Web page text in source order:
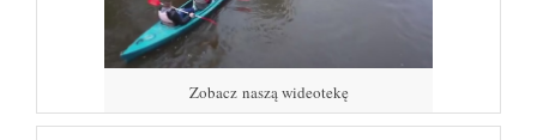
Zobacz naszą wideotekę